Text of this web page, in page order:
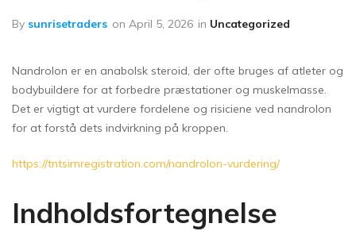
By sunrisetraders on April 5, 2026 in Uncategorized
Nandrolon er en anabolsk steroid, der ofte bruges af atleter og
bodybuildere for at forbedre præstationer og muskelmasse.
Det er vigtigt at vurdere fordelene og risiciene ved nandrolon
for at forstå dets indvirkning på kroppen.
https://tntsimregistration.com/nandrolon-vurdering/
Indholdsfortegnelse